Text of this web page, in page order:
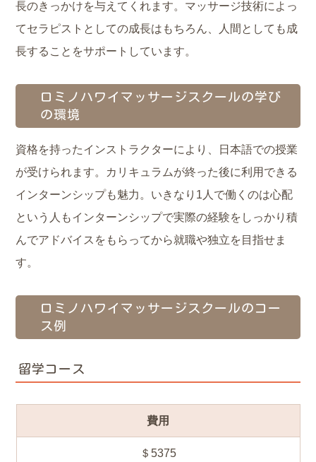
長のきっかけを与えてくれます。マッサージ技術によっ
てセラピストとしての成長はもちろん、人間としても成
長することをサポートしています。
ロミノハワイマッサージスクールの学び
の環境
資格を持ったインストラクターにより、日本語での授業
が受けられます。カリキュラムが終った後に利用できる
インターンシップも魅力。いきなり1人で働くのは心配
という人もインターンシップで実際の経験をしっかり積
んでアドバイスをもらってから就職や独立を目指せま
す。
ロミノハワイマッサージスクールのコー
ス例
留学コース
費用
＄5375